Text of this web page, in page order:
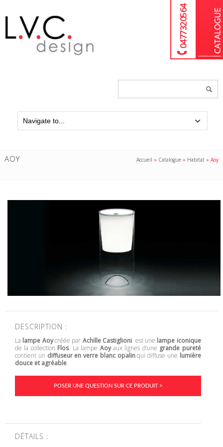
04 77 32 05 64
AOY Accueil » Catalogue » Habitat »Aoy
DESCRIPTION :
La lampe Aoycréée par Achille Castiglioni est une lampe iconique
de la collection Flos. La lampe Aoyaux lignes d’une grande pureté
contient un diffuseur en verre blanc opalinqui diffuse une lumière
douce et agréable.
POSER UNE QUESTION SUR CE PRODUIT >
DÉTAILS :